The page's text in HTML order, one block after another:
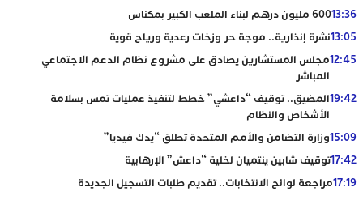
13:36600 مليون درهم لبناء الملعب الكبير بمكناس
13:05نشرة إنذارية.. موجة حر وزخات رعدية ورياح قوية
12:45مجلس المستشارين يصادق على مشروع نظام الدعم الاجتماعي
المباشر
19:42المضيق.. توقيف “داعشي” خطط لتنفيذ عمليات تمس بسلامة
الأشخاص والنظام
15:09وزارة التضامن والأمم المتحدة تطلق “يدك فيديا”
17:42توقيف شابين ينتميان لخلية “داعش” الإرهابية
17:19مراجعة لوائح الانتخابات.. تقديم طلبات التسجيل الجديدة